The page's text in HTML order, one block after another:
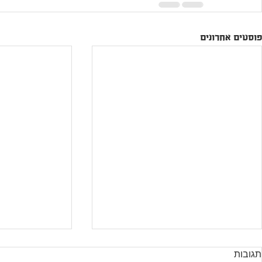
פוסטים אחרונים
תגובות